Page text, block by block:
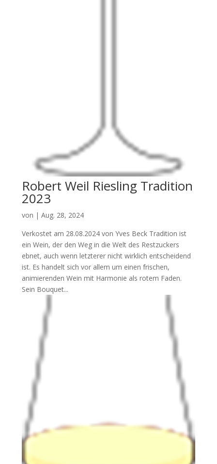
Robert Weil Riesling Tradition
2023
von | Aug. 28, 2024
Verkostet am 28.08.2024 von Yves Beck Tradition ist
ein Wein, der den Weg in die Welt des Restzuckers
ebnet, auch wenn letzterer nicht wirklich entscheidend
ist. Es handelt sich vor allem um einen frischen,
animierenden Wein mit Harmonie als rotem Faden.
Sein Bouquet...